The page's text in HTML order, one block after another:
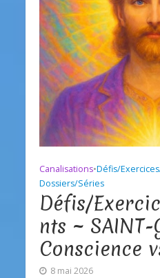
Canalisations•Défis/
Dossiers/Séries
Défis/
nts ~ SAINT-
Conscience
8 mai 2026